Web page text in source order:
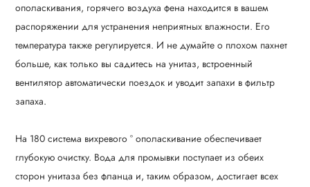
ополаскивания, горячего воздуха фена находится в вашем
распоряжении для устранения неприятных влажности. Его
температура также регулируется. И не думайте о плохом пахнет
больше, как только вы садитесь на унитаз, встроенный
вентилятор автоматически поездок и уводит запахи в фильтр
запаха.
На 180 система вихревого ° ополаскивание обеспечивает
глубокую очистку. Вода для промывки поступает из обеих
сторон унитаза без фланца и, таким образом, достигает всех